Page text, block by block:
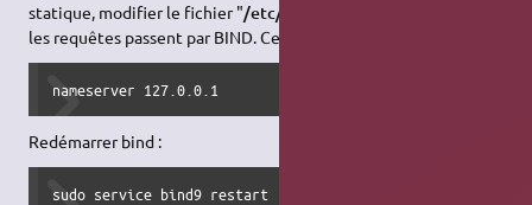
statique, modifier le fichier "/etc/resolv.conf
les requêtes passent par BIND. Ce fichier doit donc contenir :
nameserver 127.0.0.1
Redémarrer bind :
sudo service bind9 restart